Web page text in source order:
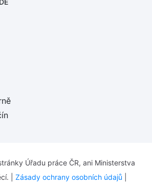
Úřadu práce ČR, ani Ministerstva
| Zásady ochrany osobních údajů